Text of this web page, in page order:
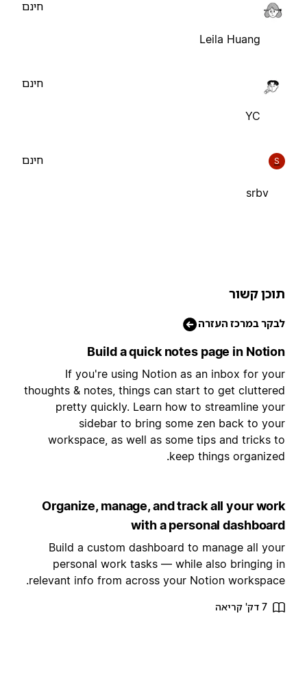
Leila Huang
קשור
במרכז העזרה
Build a quick notes page in
If you're using Notion as an inbox for
thoughts & notes, things can start to get
pretty quickly. Learn how to streamline
sidebar to bring some zen back to
workspace, as well as some tips and tricks
keep things
Organize, manage, and track all your
with a personal
Build a custom dashboard to manage all
personal work tasks — while also bringing
relevant info from across your Notion